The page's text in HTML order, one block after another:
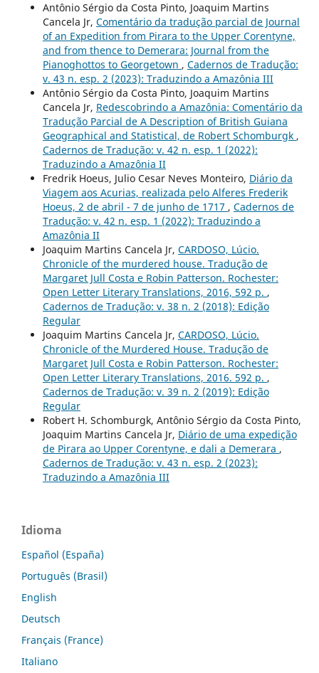
Antônio Sérgio da Costa Pinto, Joaquim Martins
Cancela Jr, Comentário da tradução parcial de Journal
of an Expedition from Pirara to the Upper Corentyne,
and from thence to Demerara: Journal from the
Pianoghottos to Georgetown , Cadernos de Tradução:
v. 43 n. esp. 2 (2023): Traduzindo a Amazônia III
Antônio Sérgio da Costa Pinto, Joaquim Martins
Cancela Jr, Redescobrindo a Amazônia: Comentário da
Tradução Parcial de A Description of British Guiana
Geographical and Statistical, de Robert Schomburgk ,
Cadernos de Tradução: v. 42 n. esp. 1 (2022):
Traduzindo a Amazônia II
Fredrik Hoeus, Julio Cesar Neves Monteiro, Diário da
Viagem aos Acurias, realizada pelo Alferes Frederik
Hoeus, 2 de abril - 7 de junho de 1717 , Cadernos de
Tradução: v. 42 n. esp. 1 (2022): Traduzindo a
Amazônia II
Joaquim Martins Cancela Jr, CARDOSO, Lúcio.
Chronicle of the murdered house. Tradução de
Margaret Jull Costa e Robin Patterson. Rochester:
Open Letter Literary Translations, 2016, 592 p. ,
Cadernos de Tradução: v. 38 n. 2 (2018): Edição
Regular
Joaquim Martins Cancela Jr, CARDOSO, Lúcio.
Chronicle of the Murdered House. Tradução de
Margaret Jull Costa e Robin Patterson. Rochester:
Open Letter Literary Translations, 2016. 592 p. ,
Cadernos de Tradução: v. 39 n. 2 (2019): Edição
Regular
Robert H. Schomburgk, Antônio Sérgio da Costa Pinto,
Joaquim Martins Cancela Jr, Diário de uma expedição
de Pirara ao Upper Corentyne, e dali a Demerara ,
Cadernos de Tradução: v. 43 n. esp. 2 (2023):
Traduzindo a Amazônia III
Idioma
Español (España)
Português (Brasil)
English
Deutsch
Français (France)
Italiano